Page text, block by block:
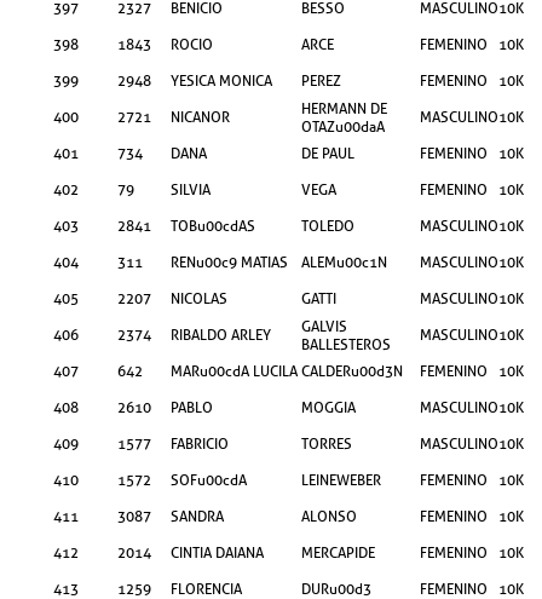
397
2327 BENICIO BESSO MASCULINO10KM
398
1843 ROCIO ARCE FEMENINO
10KM
399
2948 YESICA MONICA PEREZ FEMENINO
10KM
400
2721 NICANOR
HERMANN DE
OTAZu00daA
MASCULINO10KM
401
734 DANA DE PAUL FEMENINO
10KM
402
79 SILVIA VEGA FEMENINO
10KM
403
2841 TOBu00cdAS TOLEDO MASCULINO10KM
404
311 RENu00c9 MATIAS ALEMu00c1N MASCULINO10KM
405
2207 NICOLAS GATTI MASCULINO10KM
406
2374 RIBALDO ARLEY
GALVIS
BALLESTEROS
MASCULINO10KM
407
642 MARu00cdA LUCILA CALDERu00d3N FEMENINO
10KM
408
2610 PABLO MOGGIA MASCULINO10KM
409
1577 FABRICIO TORRES MASCULINO10KM
410
1572 SOFu00cdA LEINEWEBER FEMENINO
10KM
411
3087 SANDRA ALONSO FEMENINO
10KM
412
2014 CINTIA DAIANA MERCAPIDE FEMENINO
10KM
413
1259 FLORENCIA DURu00d3 FEMENINO
10KM